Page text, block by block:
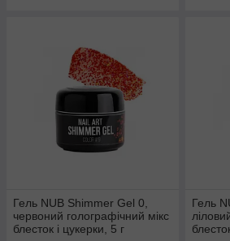
Гель NUB Shimmer Gel 0,
червоний голографічний мікс
блесток і цукерки, 5 г
Гель